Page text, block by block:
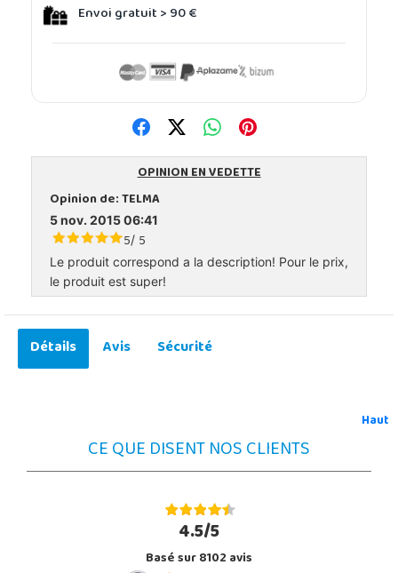
Envoi gratuit > 90 €
OPINION EN VEDETTE
Opinion de:TELMA
5 nov. 2015 06:41
5/ 5
Le produit correspond a la description! Pour le prix,
le produit est super!
Détails Avis Sécurité
Haut
CE QUE DISENT NOS CLIENTS
4.5/5
Basé sur 8102 avis